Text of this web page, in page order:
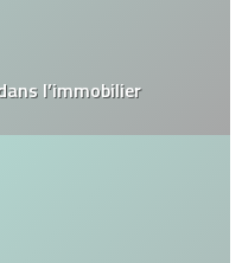
l’immobilier